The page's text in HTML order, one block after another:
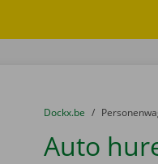
U bevindt zich hier:
van
Dockx.be naar
Auto